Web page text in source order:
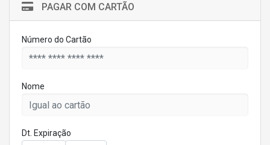
PAGAR COM CARTÃO
Número do Cartão
Nome
Dt. Expiração